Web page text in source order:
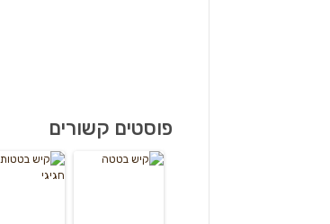
פוסטים קשורים